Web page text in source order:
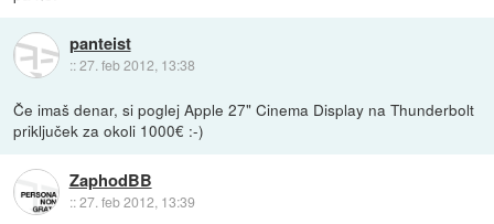
panteist
::27. feb 2012, 13:38
Če imaš denar, si poglej Apple 27" Cinema Display na Thunderbolt
priključek za okoli 1000€ :-)
ZaphodBB
::27. feb 2012, 13:39